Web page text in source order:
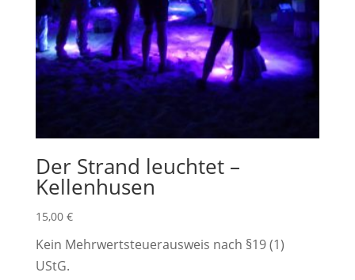
Der Strand leuchtet –
Kellenhusen
15,00 €
Kein Mehrwertsteuerausweis nach §19 (1)
UStG.